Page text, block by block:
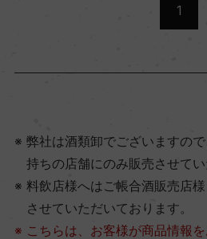
1
弊社は酒類卸でございますの
持ちの店舗にのみ販売させてい
料飲店様へはご帳合酒販売店
させていただいております。
こちらは、お客様が商品情報